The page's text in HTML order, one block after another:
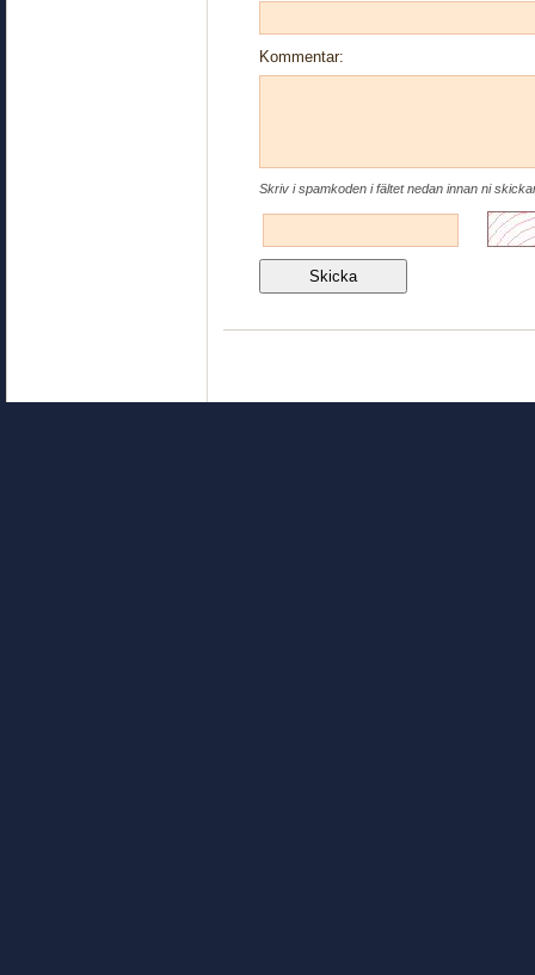
Kommentar:
Skriv i spamkoden i fältet nedan innan ni